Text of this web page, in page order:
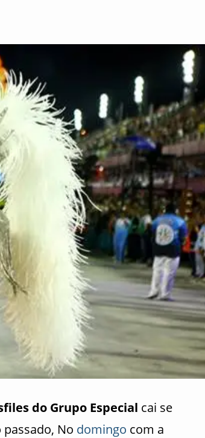
do Grupo Especial cai se
No domingo com a